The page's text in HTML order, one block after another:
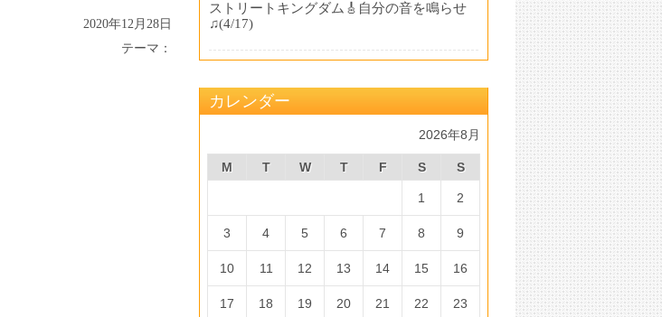
2020年12月28日
テーマ：
ストリートキングダム🎸自分の音を鳴らせ
♫(4/17)
カレンダー
2026年8月
M T W T F S S
1 2
3 4 5 6 7 8 9
10 11 12 13 14 15 16
17 18 19 20 21 22 23